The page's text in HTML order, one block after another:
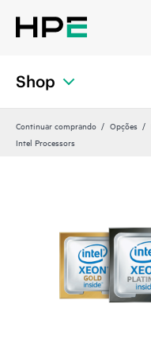
Shop
Continuar comprando Opções
Intel Processors